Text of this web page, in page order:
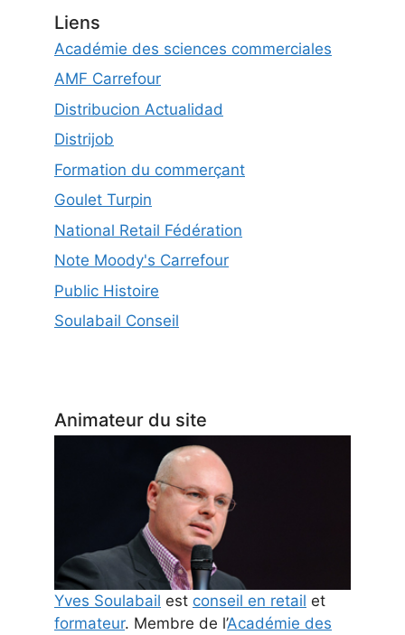
Liens
Académie des sciences commerciales
AMF Carrefour
Distribucion Actualidad
Distrijob
Formation du commerçant
Goulet Turpin
National Retail Fédération
Note Moody's Carrefour
Public Histoire
Soulabail Conseil
Animateur du site
Yves Soulabail est conseil en retail et
formateur. Membre de l’Académie des